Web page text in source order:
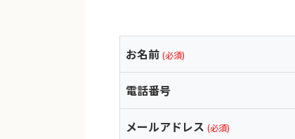
お名前 (必須)
電話番号
メールアドレス (必須)